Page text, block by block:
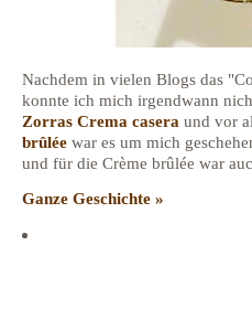
Nachdem in vielen Blogs das
konnte ich mich irgendwann
Zorras Crema casera und vor
brûlée war es um mich
und für die Crème brûlée war
Ganze Geschichte »